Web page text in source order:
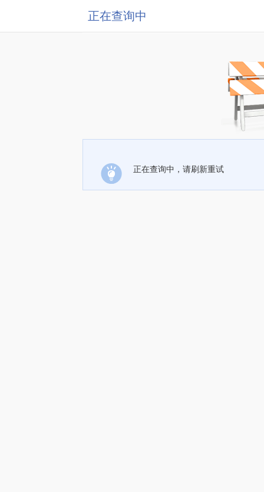
正在查询中
正在查询中，请刷新重试